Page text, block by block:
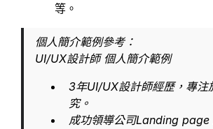
等。
個人簡介範例參考：
UI/UX設計師 個人簡介範例
3年UI/UX設計師經歷，專注
究。
成功領導公司Landing page